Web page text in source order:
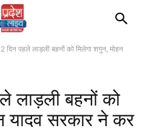
दिन पहले लाड़ली बहनों को मिलेगा शगुन, मोहन
लाड़ली बहनों को
यादव सरकार ने कर